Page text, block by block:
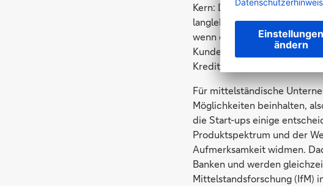
Kern: Die Fintechs mussten
langlebig und sehr schwer
wenn das Vertrauen fehlt –
Kunde und Bank
Kreditkonditionen ist.
Für mittelständische
Möglichkeiten beinhalten,
die Start-ups einige
Produktspektrum und der
Aufmerksamkeit widmen.
Banken und werden
Mittelstandsforschung (IfM)